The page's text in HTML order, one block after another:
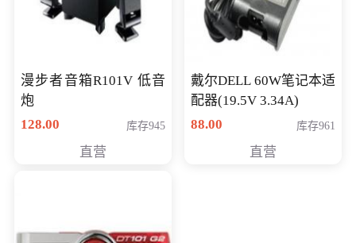
漫步者音箱R101V 低音
炮
128.00
库存945
直营
戴尔DELL 60W笔记本适
配器(19.5V 3.34A)
88.00
库存961
直营